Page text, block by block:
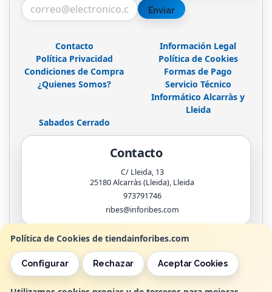
Política de Cookies de tiendainforibes.com
Configurar Rechazar Aceptar Cookies
Enviar
Contacto
Información Legal
Política Privacidad
Política de Cookies
Condiciones de Compra
Formas de Pago
¿Quienes Somos?
Servicio Técnico
Informático Alcarràs y
Lleida
Sabados Cerrado
Contacto
C/ Lleida, 13
25180Alcarràs (Lleida), Lleida
973791746
ribes@inforibes.com
Horario
de 9:00am - 13:30am / 17:00pm - 20:00pm